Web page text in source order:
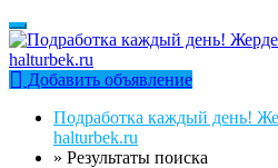
Добавить объявление
Подработка каждый день!
halturbek.ru
» Результаты поиска